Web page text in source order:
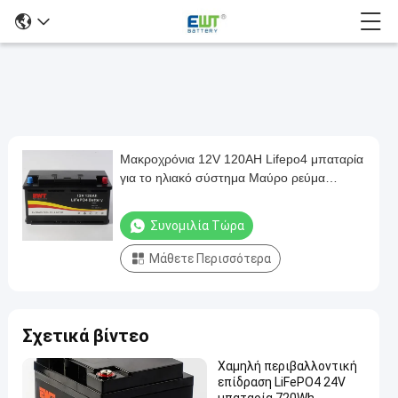
Μακροχρόνια
12V
120AH
Lifepo4
ηλιακό
σύστημα
Μαύρο
Μακροχρόνια 12V 120AH Lifepo4 μπαταρία
για το ηλιακό σύστημα Μαύρο ρεύμα
Συνομιλία Τώρα
Μάθετε Περισσότερα
Σχετικά βίντεο
Χαμηλή περιβαλλοντική
επίδραση LiFePO4 24V